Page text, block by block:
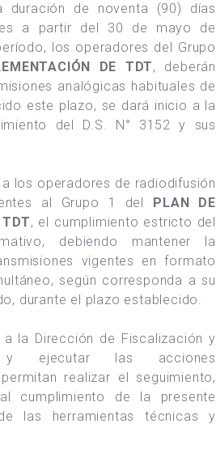
duración de noventa (90) días
a partir del 30 de mayo de
los operadores del Grupo
DE TDT, deberán
analógicas habituales de
este plazo, se dará inicio a la
del D.S. N° 3152 y sus
a los operadores de radiodifusión
al Grupo 1 del PLAN DE
, el cumplimiento estricto del
debiendo mantener la
vigentes en formato
según corresponda a su
durante el plazo establecido.
a la Dirección de Fiscalización y
y ejecutar las acciones
realizar el seguimiento,
cumplimiento de la presente
las herramientas técnicas y